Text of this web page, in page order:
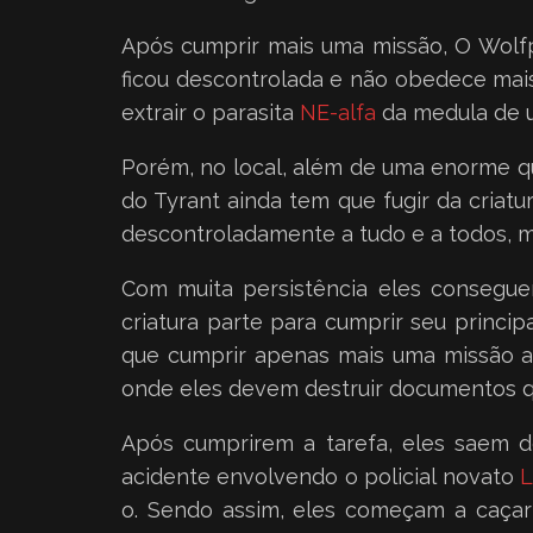
Após cumprir mais uma missão, O
ficou descontrolada e não obedece
extrair o parasita NE-alfa da medula de
Porém, no local, além de uma enorme
do Tyrant ainda tem que fugir da
descontroladamente a tudo e a todos,
Com muita persistência eles
criatura parte para cumprir seu
que cumprir apenas mais uma
onde eles devem destruir documentos
Após cumprirem a tarefa, eles saem
acidente envolvendo o policial novato
o. Sendo assim, eles começam a